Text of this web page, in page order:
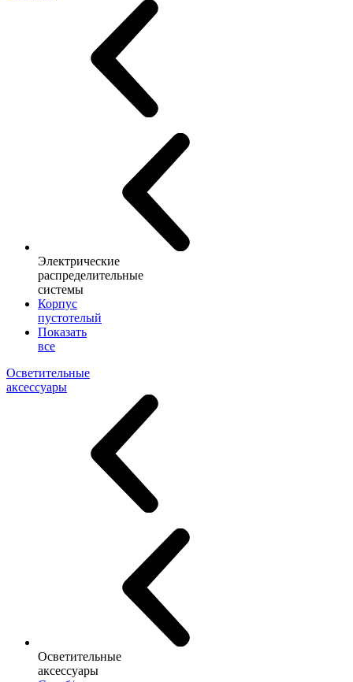
Электрические
распределительные
системы
Корпус
пустотелый
Показать
все
Осветительные
аксессуары
Осветительные
аксессуары